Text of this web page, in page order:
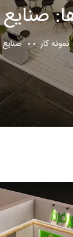
نمونه کار